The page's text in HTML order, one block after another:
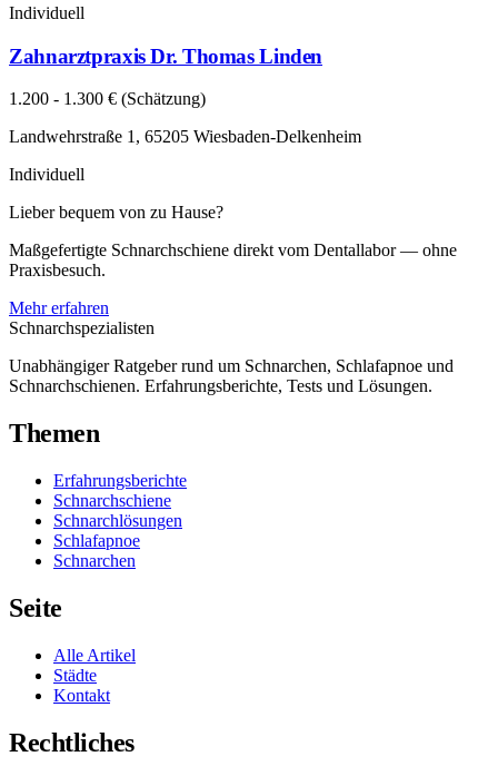
Individuell
Zahnarztpraxis Dr. Thomas Linden
1.200 - 1.300 € (Schätzung)
Landwehrstraße 1, 65205 Wiesbaden-Delkenheim
Individuell
Lieber bequem von zu Hause?
Maßgefertigte Schnarchschiene direkt vom Dentallabor — ohne
Praxisbesuch.
Mehr erfahren
Schnarchspezialisten
Unabhängiger Ratgeber rund um Schnarchen, Schlafapnoe und
Schnarchschienen. Erfahrungsberichte, Tests und Lösungen.
Themen
Erfahrungsberichte
Schnarchschiene
Schnarchlösungen
Schlafapnoe
Schnarchen
Seite
Alle Artikel
Städte
Kontakt
Rechtliches